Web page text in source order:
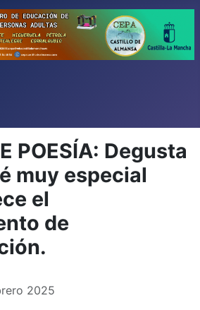
POESÍA: Degusta
muy especial
el
de
2025